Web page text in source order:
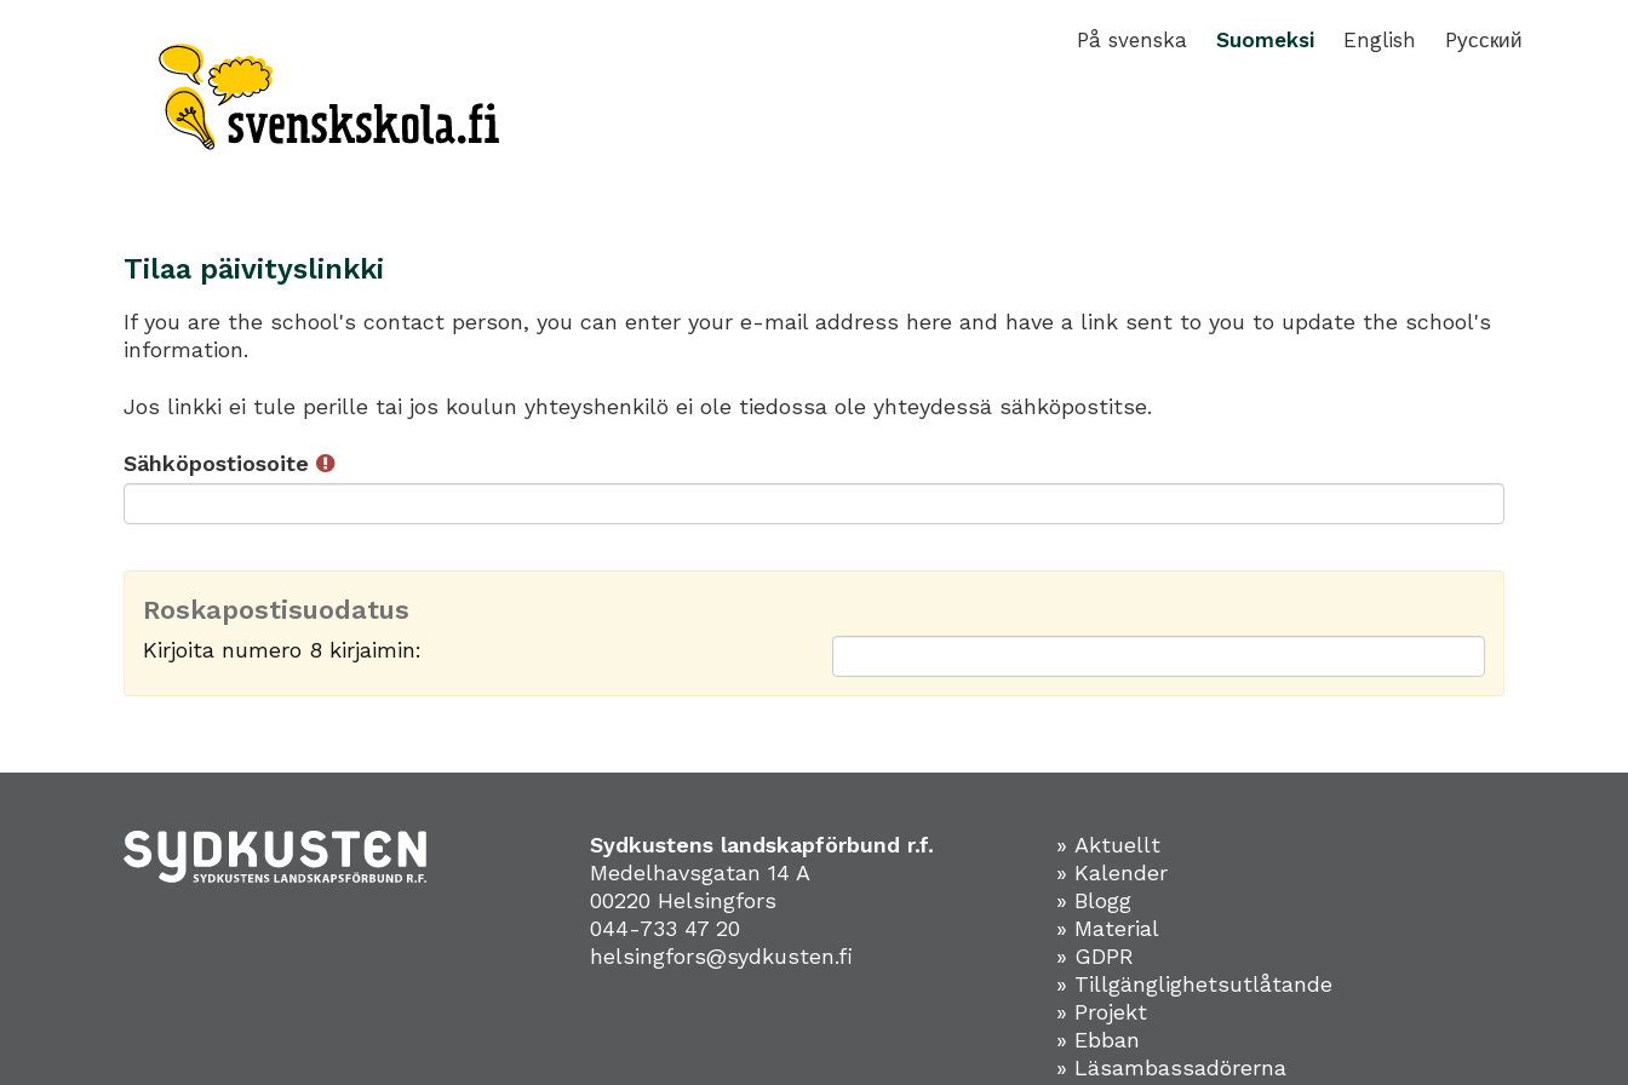
På svenska Suomeksi English Pусский
Tilaa päivityslinkki
If you are the school's contact person, you can enter your e-mail address here and have a link sent to you to update the school's
information.
Jos linkki ei tule perille tai jos koulun yhteyshenkilö ei ole tiedossa ole yhteydessä sähköpostitse.
Sähköpostiosoite
Roskapostisuodatus
Kirjoita numero 8 kirjaimin:
Sydkustens landskapförbund r.f.
Medelhavsgatan 14 A
00220 Helsingfors
044-733 47 20
helsingfors@sydkusten.fi
» Aktuellt
» Kalender
» Blogg
» Material
» GDPR
» Tillgänglighetsutlåtande
» Projekt
» Ebban
» Läsambassadörerna